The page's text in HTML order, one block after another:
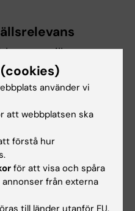
upp till en
befolkningen och
på flera
kroniska
tidigt i livet och
de drabbade.
fått är avgörande för
den rika
vid KI,
behandlingar och
använder vi
att webbplatsen ska
förstå hur
för att visa och spåra
från externa
till länder utanför EU.